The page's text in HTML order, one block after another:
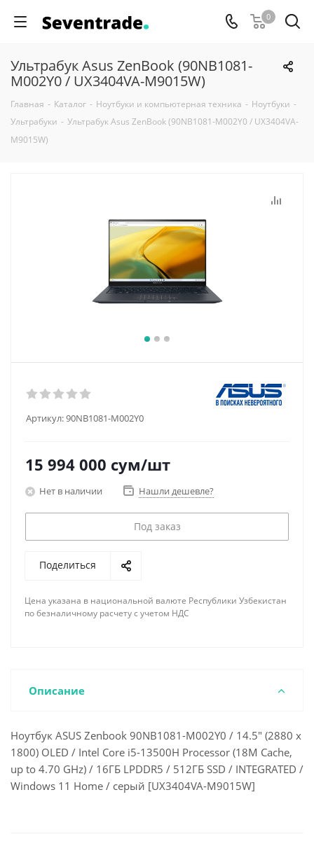
0
Ультрабук Asus ZenBook (90NB1081-
M002Y0 / UX3404VA-M9015W)
Главная - Каталог - Ноутбуки и компьютерная техника - Ноутбуки -
Ультрабуки - Ультрабук Asus ZenBook (90NB1081-M002Y0 / UX3404VA-
M9015W)
Артикул:90NB1081-M002Y0
15 994 000 сум/шт
Нет в наличии Нашли дешевле?
Под заказ
Поделиться
Цена указана в национальной валюте Республики Узбекистан
по безналичному расчету с учетом НДС
Описание
Ноутбук ASUS Zenbook 90NB1081-M002Y0 / 14.5" (2880 x
1800) OLED / Intel Core i5-13500H Processor (18M Cache,
up to 4.70 GHz) / 16ГБ LPDDR5 / 512ГБ SSD / INTEGRATED /
Windows 11 Home / серый [UX3404VA-M9015W]